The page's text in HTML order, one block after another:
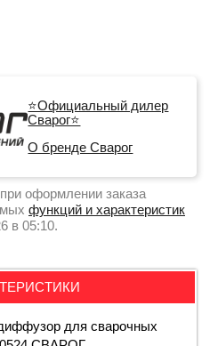
⭐Официальный дилер
Сварог⭐
О бренде Сварог
оформлении заказа
функций и характеристик
в 05:10.
для сварочных